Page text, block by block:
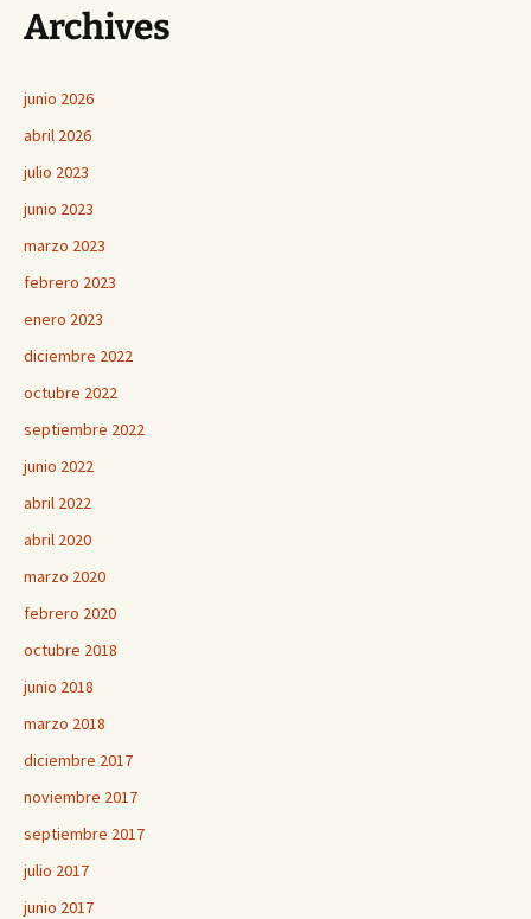
Archives
junio 2026
abril 2026
julio 2023
junio 2023
marzo 2023
febrero 2023
enero 2023
diciembre 2022
octubre 2022
septiembre 2022
junio 2022
abril 2022
abril 2020
marzo 2020
febrero 2020
octubre 2018
junio 2018
marzo 2018
diciembre 2017
noviembre 2017
septiembre 2017
julio 2017
junio 2017